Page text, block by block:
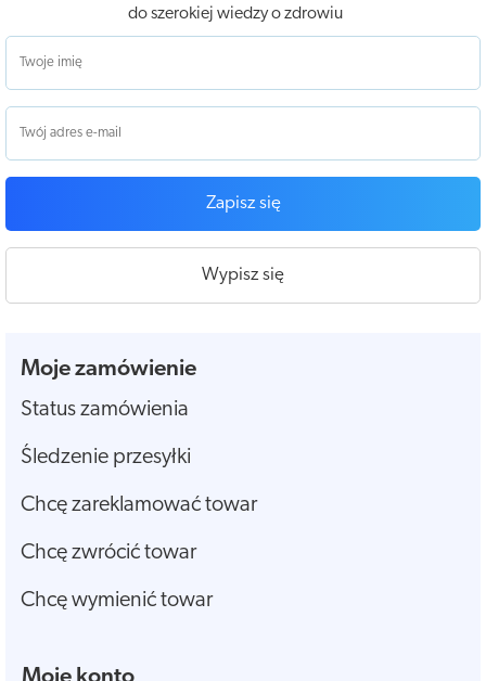
do szerokiej wiedzy o zdrowiu
Zapisz się
Wypisz się
Moje zamówienie
Status zamówienia
Śledzenie przesyłki
Chcę zareklamować towar
Chcę zwrócić towar
Chcę wymienić towar